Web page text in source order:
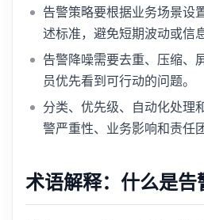
告警策略要根据业务场景设
述标准，避免短期波动或信
告警降噪需要去重、压缩、
员优先看到可行动的问题。
分类、优先级、自动化处理
警严重性、业务影响和责任
术语解释：什么是告